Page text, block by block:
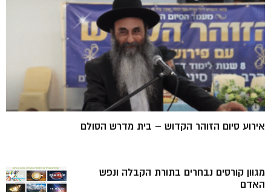
אירוע סיום הזוהר הקדוש – בית מדרש הסולם
מגוון קורסים נבחרים בתורת הקבלה ונפש
האדם